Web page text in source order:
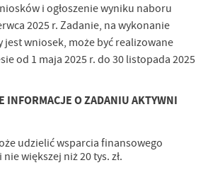
i ogłoszenie wyniku naboru
2025 r. Zadanie, na wykonanie
jest wniosek, może być realizowane
od 1 maja 2025 r. do 30 listopada 2025
INFORMACJE O ZADANIU AKTYWNI
udzielić wsparcia finansowego
większej niż 20 tys. zł.